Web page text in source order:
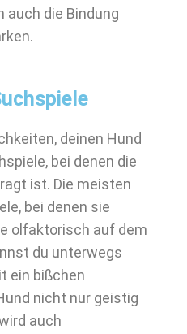
auch die Bindung
deinen Hund
bei denen die
ist. Die meisten
bei denen sie
olfaktorisch auf dem
du unterwegs
ein bißchen
nicht nur geistig
auch